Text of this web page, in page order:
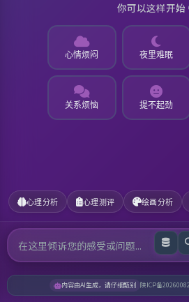
你可以这样开始
心情烦闷 夜里难眠
关系烦恼 提不起劲
心理分析 心理测评 绘画分析
内容由AI生成，请仔细甄别 陕ICP备